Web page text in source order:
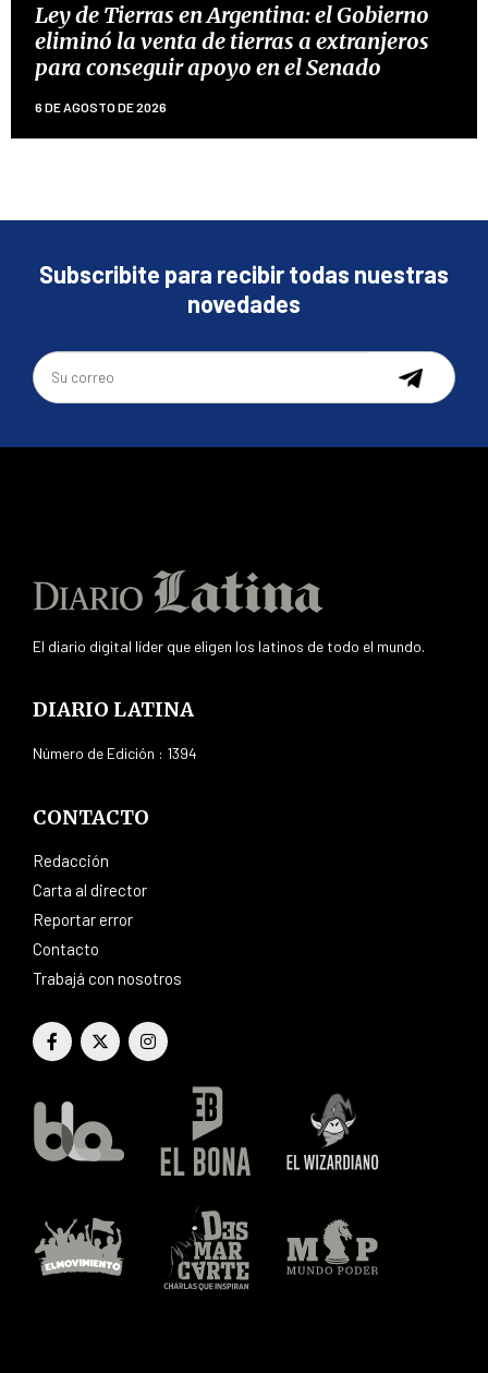
Ley de Tierras en Argentina: el Gobierno
eliminó la venta de tierras a extranjeros
para conseguir apoyo en el Senado
6 DE AGOSTO DE 2026
Subscribite para recibir todas nuestras
novedades
El diario digital líder que eligen los latinos de todo el mundo.
DIARIO LATINA
Número de Edición : 1394
CONTACTO
Redacción
Carta al director
Reportar error
Contacto
Trabajá con nosotros